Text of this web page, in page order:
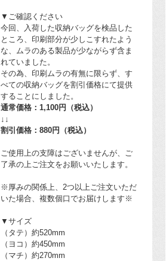
▼ご確認ください
今回、入荷した収納バッグを検品した
ところ、印刷部分が少しこすれたよう
な、ムラのある製品が少ながらず含ま
れていました。
その為、印刷ムラの有無に限らず、す
べての収納バッグを割引価格にて提供
することにしました。
通常価格：1,100円（税込）
↓↓
割引価格：880円（税込）
ご使用上の支障はございませんが、ご
了承の上ご注文をお願いいたします。
※厚みの関係上、2つ以上ご注文いただ
いた場合、複数個口でお届けします※
▼サイズ
（タテ）約520mm
（ヨコ）約450mm
（マチ）約270mm